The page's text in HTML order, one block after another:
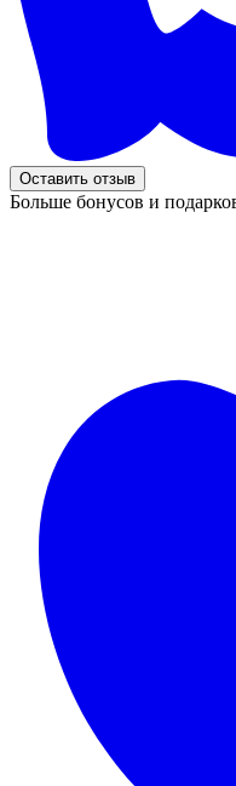
Оставить отзыв
Больше бонусов и